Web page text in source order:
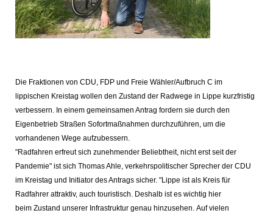
Die Fraktionen von CDU, FDP und Freie Wähler/Aufbruch C im
lippischen Kreistag wollen den Zustand der Radwege in Lippe kurzfristig
verbessern. In einem gemeinsamen Antrag fordern sie durch den
Eigenbetrieb Straßen Sofortmaßnahmen durchzuführen, um die
vorhandenen Wege aufzubessern.
"Radfahren erfreut sich zunehmender Beliebtheit, nicht erst seit der
Pandemie" ist sich Thomas Ahle, verkehrspolitischer Sprecher der CDU
im Kreistag und Initiator des Antrags sicher. "Lippe ist als Kreis für
Radfahrer attraktiv, auch touristisch. Deshalb ist es wichtig hier
beim Zustand unserer Infrastruktur genau hinzusehen. Auf vielen